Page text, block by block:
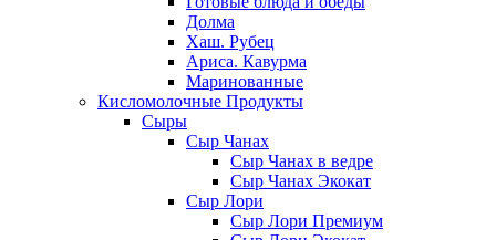
Долма
Хаш. Рубец
Ариса. Кавурма
Маринованные
Кисломолочные Продукты
Сыры
Сыр Чанах
Сыр Чанах в ведре
Сыр Чанах Экокат
Сыр Лори
Сыр Лори Премиум